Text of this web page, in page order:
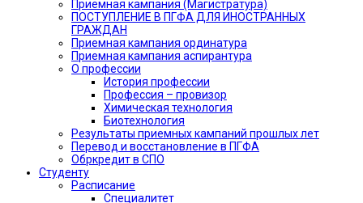
Приемная кампания (Магистратура)
ПОСТУПЛЕНИЕ В ПГФА ДЛЯ ИНОСТРАННЫХ
ГРАЖДАН
Приемная кампания ординатура
Приемная кампания аспирантура
О профессии
История профессии
Профессия – провизор
Химическая технология
Биотехнология
Результаты приемных кампаний прошлых лет
Перевод и восстановление в ПГФА
Обркредит в СПО
Студенту
Расписание
Специалитет